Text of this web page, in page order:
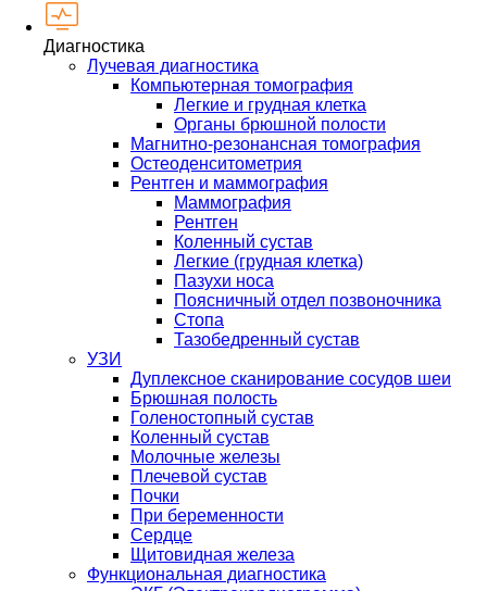
Диагностика
Лучевая диагностика
Компьютерная томография
Легкие и грудная клетка
Органы брюшной полости
Магнитно-резонансная томография
Остеоденситометрия
Рентген и маммография
Маммография
Рентген
Коленный сустав
Легкие (грудная клетка)
Пазухи носа
Поясничный отдел позвоночника
Стопа
Тазобедренный сустав
УЗИ
Дуплексное сканирование сосудов шеи
Брюшная полость
Голеностопный сустав
Коленный сустав
Молочные железы
Плечевой сустав
Почки
При беременности
Сердце
Щитовидная железа
Функциональная диагностика